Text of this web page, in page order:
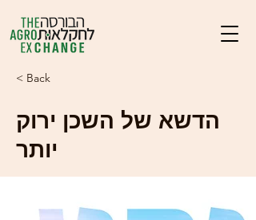
< Back
הדשא של השכן ירוק
יותר